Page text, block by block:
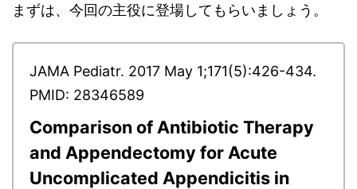
まずは、今回の主役に登場してもらいましょう。
JAMA Pediatr. 2017 May 1;171(5):426-434.
PMID: 28346589
Comparison of Antibiotic Therapy
and Appendectomy for Acute
Uncomplicated Appendicitis in